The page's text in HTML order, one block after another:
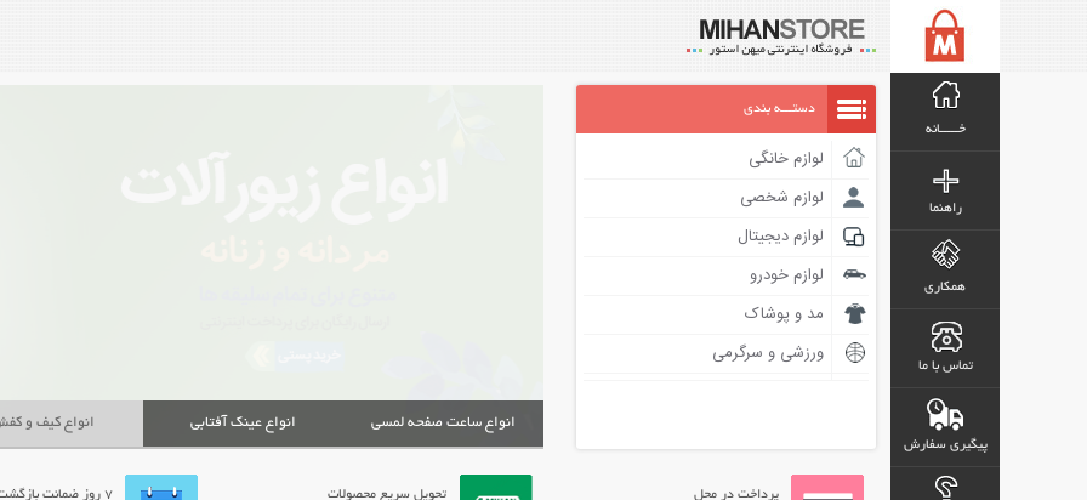
خـــــانه
راهنما
همکاری
تماس با ما
پیگیری سفارش
دستـــه بندی
لوازم خانگی
لوازم شخصی
لوازم دیجیتال
لوازم خودرو
مد و پوشاک
ورزشی و سرگرمی
انواع ساعت صفحه لمسی انواع عینک آفتابی انواع کیف و
پرداخت در محل
تحویل سریع محصولات
7 روز ضمانت بازگشت